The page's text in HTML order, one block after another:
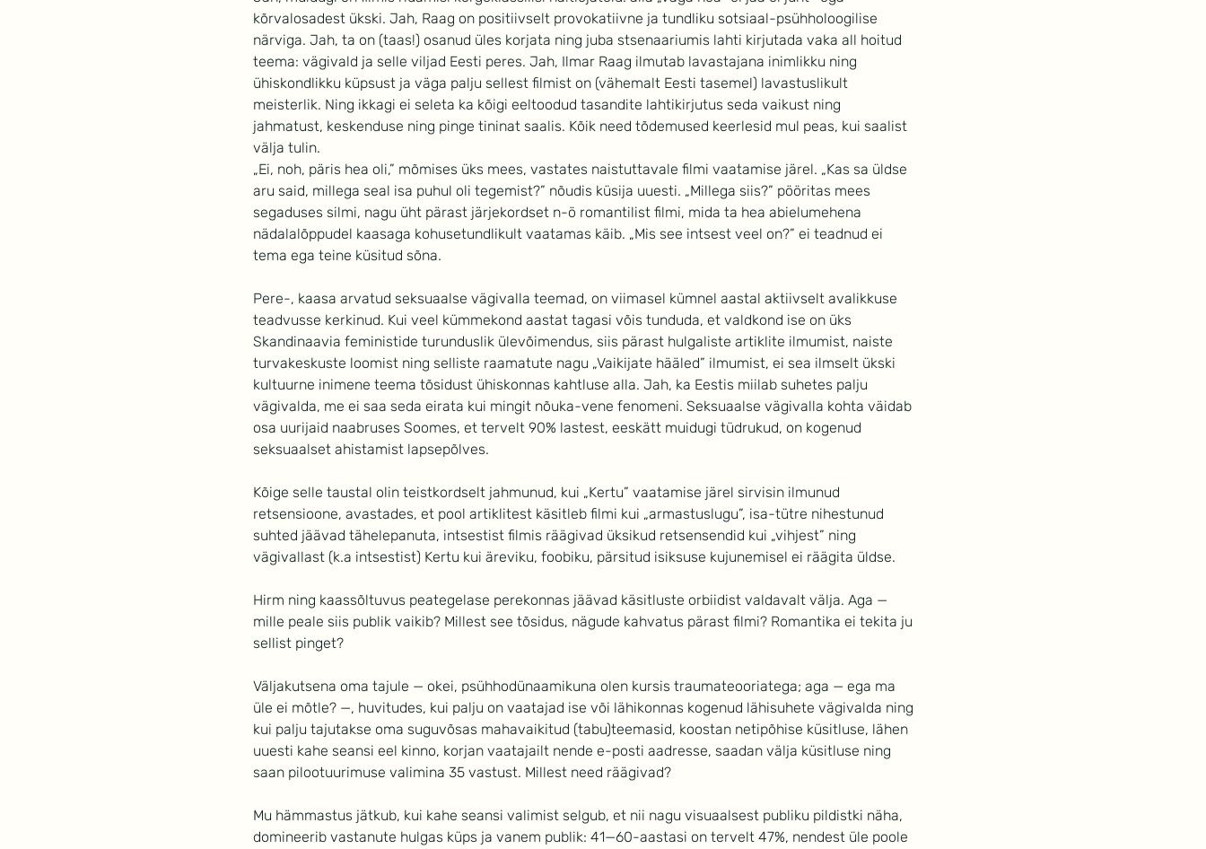
kõrvalosadest ükski. Jah, Raag on positiivselt provokatiivne ja tundliku sotsiaal-psühholoogilise
närviga. Jah, ta on (taas!) osanud üles korjata ning juba stsenaariumis lahti kirjutada vaka all hoitud
teema: vägivald ja selle viljad Eesti peres. Jah, Ilmar Raag ilmutab lavastajana inimlikku ning
ühiskondlikku küpsust ja väga palju sellest filmist on (vähemalt Eesti tasemel) lavastuslikult
meisterlik. Ning ikkagi ei seleta ka kõigi eeltoodud tasandite lahtikirjutus seda vaikust ning
jahmatust, keskenduse ning pinge tininat saalis. Kõik need tõdemused keerlesid mul peas, kui saalist
välja tulin.
„Ei, noh, päris hea oli,” mõmises üks mees, vastates naistuttavale filmi vaatamise järel. „Kas sa üldse
aru said, millega seal isa puhul oli tegemist?” nõudis küsija uuesti. „Millega siis?” pööritas mees
segaduses silmi, nagu üht pärast järjekordset n-ö romantilist filmi, mida ta hea abielumehena
nädalalõppudel kaasaga kohusetundlikult vaatamas käib. „Mis see intsest veel on?” ei teadnud ei
tema ega teine küsitud sõna.
Pere-, kaasa arvatud seksuaalse vägivalla teemad, on viimasel kümnel aastal aktiivselt avalikkuse
teadvusse kerkinud. Kui veel kümmekond aastat tagasi võis tunduda, et valdkond ise on üks
Skandinaavia feministide turunduslik ülevõimendus, siis pärast hulgaliste artiklite ilmumist, naiste
turvakeskuste loomist ning selliste raamatute nagu „Vaikijate hääled” ilmumist, ei sea ilmselt ükski
kultuurne inimene teema tõsidust ühiskonnas kahtluse alla. Jah, ka Eestis miilab suhetes palju
vägivalda, me ei saa seda eirata kui mingit nõuka-vene fenomeni. Seksuaalse vägivalla kohta väidab
osa uurijaid naabruses Soomes, et tervelt 90% lastest, eeskätt muidugi tüdrukud, on kogenud
seksuaalset ahistamist lapsepõlves.
Kõige selle taustal olin teistkordselt jahmunud, kui „Kertu” vaatamise järel sirvisin ilmunud
retsensioone, avastades, et pool artiklitest käsitleb filmi kui „armastuslugu”, isa-tütre nihestunud
suhted jäävad tähelepanuta, intsestist filmis räägivad üksikud retsensendid kui „vihjest” ning
vägivallast (k.a intsestist) Kertu kui äreviku, foobiku, pärsitud isiksuse kujunemisel ei räägita üldse.
Hirm ning kaassõltuvus peategelase perekonnas jäävad käsitluste orbiidist valdavalt välja. Aga —
mille peale siis publik vaikib? Millest see tõsidus, nägude kahvatus pärast filmi? Romantika ei tekita ju
sellist pinget?
Väljakutsena oma tajule — okei, psühhodünaamikuna olen kursis traumateooriatega; aga — ega ma
üle ei mõtle? —, huvitudes, kui palju on vaatajad ise või lähikonnas kogenud lähisuhete vägivalda ning
kui palju tajutakse oma suguvõsas mahavaikitud (tabu)teemasid, koostan netipõhise küsitluse, lähen
uuesti kahe seansi eel kinno, korjan vaatajailt nende e-posti aadresse, saadan välja küsitluse ning
saan pilootuurimuse valimina 35 vastust. Millest need räägivad?
Mu hämmastus jätkub, kui kahe seansi valimist selgub, et nii nagu visuaalsest publiku pildistki näha,
domineerib vastanute hulgas küps ja vanem publik: 41—60-aastasi on tervelt 47%, nendest üle poole